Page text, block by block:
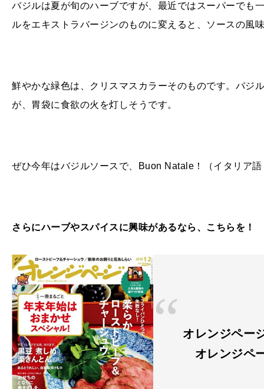
バジルは夏が旬のハーブですが、最近ではスーパーでも
ルをエキストラバージンのものに変えると、ソースの風
鮮やかな緑色は、クリスマスカラーそのものです。バジ
が、胃袋に食欲の火を灯しそうです。
ぜひ今年はバジルソースで、Buon Natale！（イタリア
さらにハーブやスパイスに興味があるなら、こちらを！
オレンジペー
オレンジペ